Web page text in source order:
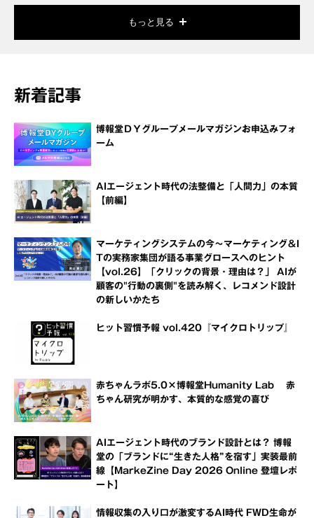
もっと見る
新着記事
博報堂ＤＹグループメールマガジンお申込みフォ
ーム
AIエージェント時代の法整備と「人間力」の本質
【前編】
マーケティングシステムの今～マーケティング＆I
Tの実務家集団が語る事業グロースへのヒント
【vol.26】「クリックの背景・理由は？」 AIが
顧客の"行動の裏側"を読み解く、レコメンド設計
の新しいかたち
ヒット習慣予報 vol.420『マイクロトリップ』
赤ちゃんラボ5.0×博報堂Humanity Lab 赤
ちゃん研究が明かす、本質的な感覚の喜び
AIエージェント時代のブランド設計とは？ 博報
堂の「ブランドに“生きた人格”を宿す」実装最前
線【MarkeZine Day 2026 Online 登壇レポ
ート】
情報収集の入り口が激変するAI時代 FWD生命が